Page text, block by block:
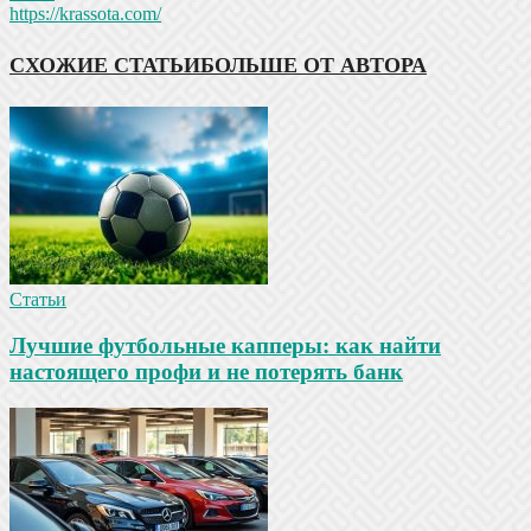
https://krassota.com/
СХОЖИЕ СТАТЬИБОЛЬШЕ ОТ АВТОРА
Статьи
Лучшие футбольные капперы: как найти
настоящего профи и не потерять банк